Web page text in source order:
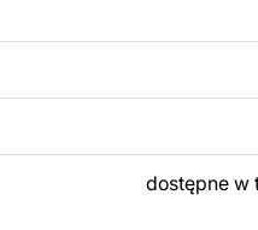
lub potrzebujesz pomocy,
chętnie pomożemy.
dostępne w